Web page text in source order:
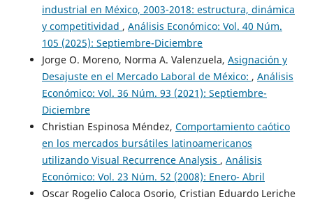
industrial en México, 2003-2018: estructura, dinámica
y competitividad , Análisis Económico: Vol. 40 Núm.
105 (2025): Septiembre-Diciembre
Jorge O. Moreno, Norma A. Valenzuela, Asignación y
Desajuste en el Mercado Laboral de México: , Análisis
Económico: Vol. 36 Núm. 93 (2021): Septiembre-
Diciembre
Christian Espinosa Méndez, Comportamiento caótico
en los mercados bursátiles latinoamericanos
utilizando Visual Recurrence Analysis , Análisis
Económico: Vol. 23 Núm. 52 (2008): Enero- Abril
Oscar Rogelio Caloca Osorio, Cristian Eduardo Leriche